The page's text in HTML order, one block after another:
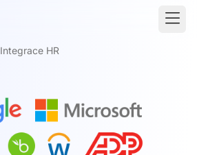
Integrace HR